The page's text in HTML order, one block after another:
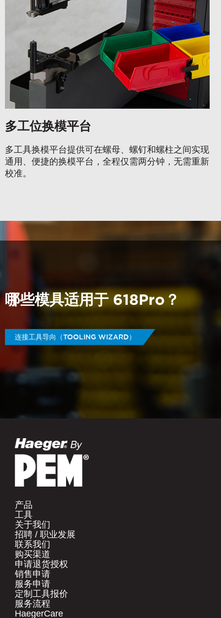
多工位换模平台
多工具换模平台提供可在螺母、螺钉和螺柱之间实现
通用、便捷的换模平台，全程仅需两分钟，无需重新
校准。
哪些模具适用于 618Pro？
连接工具导向（TOOLING WIZARD）
产品​
工具​
关于我们​
招聘 / 职业发展​
联系我们​
购买渠道​
申请退货授权​
销售申请​
服务申请​
定制工具报价​
服务流程​
HaegerCare